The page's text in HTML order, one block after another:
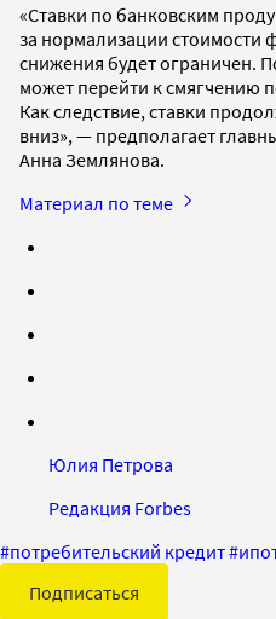
«Ставки по банковским
за нормализации стоимости
снижения будет ограничен.
может перейти к смягчению
Как следствие, ставки
вниз», — предполагает
Анна Землянова.
Материал по теме
Юлия Петрова
Редакция Forbes
#потребительский кредит#
Подписаться